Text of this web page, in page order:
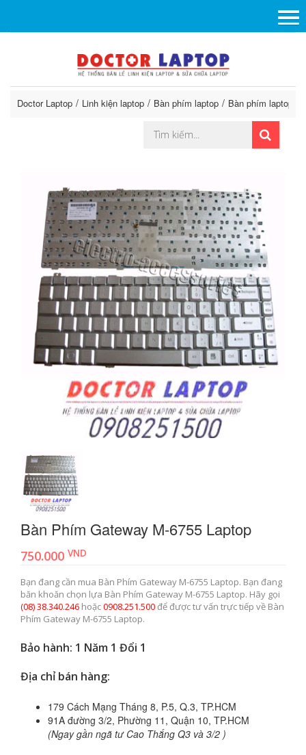
Doctor Laptop Linh kiện laptop Bàn phím laptop Bàn phím laptop
Bàn Phím Gateway M-6755 Laptop
750.000 VND
Bạn đang cần mua Bàn Phím Gateway M-6755 Laptop. Bạn đang
băn khoăn chọn lựa Bàn Phím Gateway M-6755 Laptop. Hãy gọi
(08) 38.340.246 hoặc0908.251.500để được tư vấn trực tiếp về Bàn
Phím Gateway M-6755 Laptop.
Bảo hành: 1 Năm 1 Đổi 1
Địa chỉ bán hàng:
179 Cách Mạng Tháng 8, P.5, Q.3, TP.HCM
91A đường 3/2, Phường 11, Quận 10, TP.HCM
(Ngay gần ngã tư Cao Thắng Q3 và 3/2 )